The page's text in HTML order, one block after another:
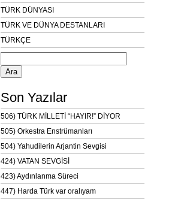
TÜRK DÜNYASI
TÜRK VE DÜNYA DESTANLARI
TÜRKÇE
Arama:
Son Yazılar
506) TÜRK MİLLETİ “HAYIR!” DİYOR
505) Orkestra Enstrümanları
504) Yahudilerin Arjantin Sevgisi
424) VATAN SEVGİSİ
423) Aydınlanma Süreci
447) Harda Türk var oralıyam